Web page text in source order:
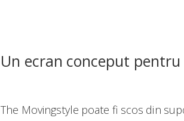
Un ecran conceput
The Movingstyle poate fi scos din